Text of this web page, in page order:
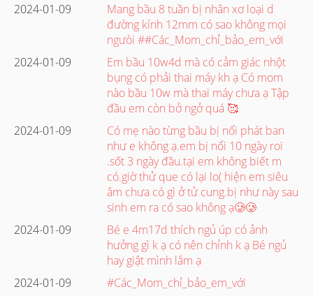
2024-01-09
Mang bầu 8 tuần bị nhân xơ loại d
đường kính 12mm có sao không mọi
ngưòi ##Các_Mom_chỉ_bảo_em_với
2024-01-09
Em bầu 10w4d mà có cảm giác nhột
bụng có phải thai máy kh ạ Có mom
nào bầu 10w mà thai máy chưa ạ Tập
đầu em còn bở ngở quá 🥰
2024-01-09
Có mẹ nào từng bầu bị nổi phát ban
như e không ạ.em bị nổi 10 ngày roi
.sốt 3 ngày đầu.tại em không biết m
có.giờ thử que có lại lo( hiện em siêu
âm chưa có gì ở tử cung.bị như này sau
sinh em ra có sao không ạ🥲🥲
2024-01-09
Bé e 4m17d thích ngủ úp có ảnh
hưởng gì k ạ có nên chỉnh k ạ Bé ngủ
hay giật mình lắm ạ
2024-01-09
#Các_Mom_chỉ_bảo_em_với